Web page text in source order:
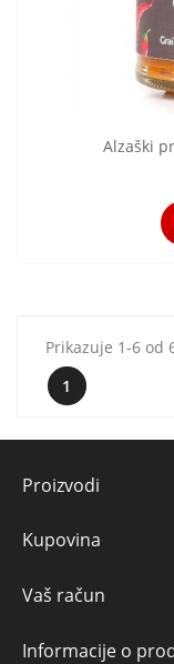
Alzaški
Prikazuje 1-6 od
1
Proizvodi
Kupovina
Vaš račun
Informacije o